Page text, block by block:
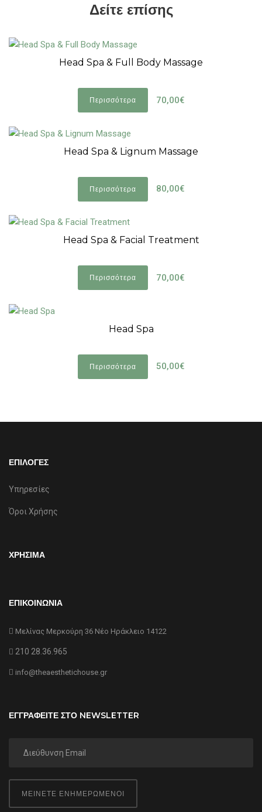
Δείτε επίσης
Head Spa & Full Body Massage
Περισσότερα 70,00€
Head Spa & Lignum Massage
Περισσότερα 80,00€
Head Spa & Facial Treatment
Περισσότερα 70,00€
Head Spa
Περισσότερα 50,00€
ΕΠΙΛΟΓΕΣ
Υπηρεσίες
Όροι Χρήσης
ΧΡΗΣΙΜΑ
ΕΠΙΚΟΙΝΩΝΙΑ
Μελίνας Μερκούρη 36 Νέο Ηράκλειο 14122
210 28.36.965
info@theaesthetichouse.gr
ΕΓΓΡΑΦΕΙΤΕ ΣΤΟ NEWSLETTER
ΜΕΙΝΕΤΕ ΕΝΗΜΕΡΩΜΕΝΟΙ